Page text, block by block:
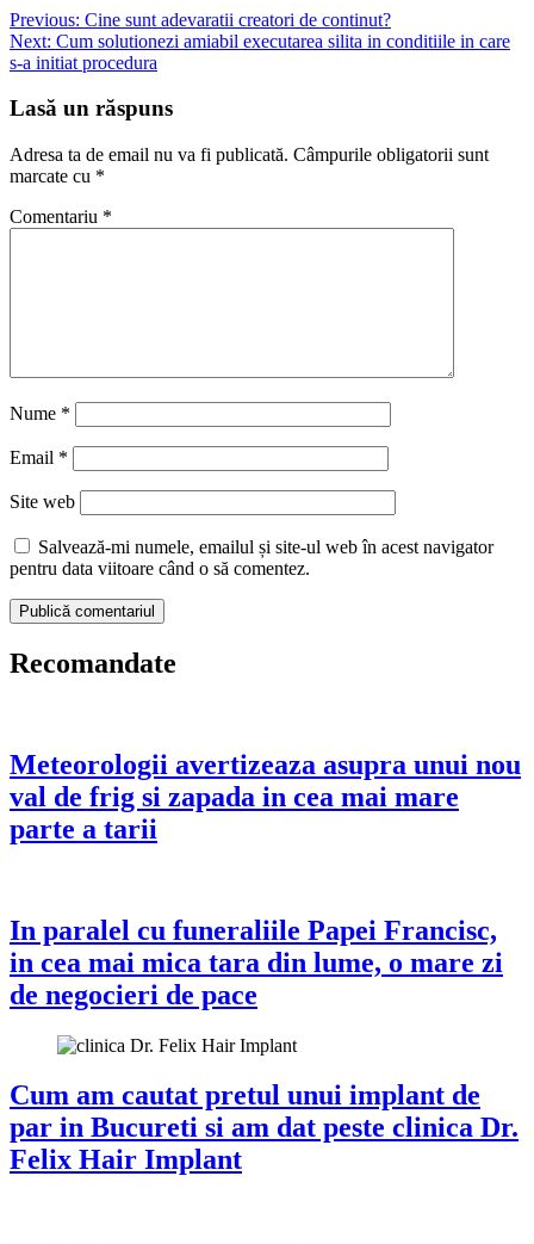
Navigare
în
Previous: Cine sunt adevaratii creatori de continut?
Next: Cum solutionezi amiabil executarea silita in conditiile in care
s-a initiat procedura
Lasă un răspuns
Adresa ta de email nu va fi publicată. Câmpurile obligatorii sunt
marcate cu *
Comentariu *
Nume *
Email *
Site web
Salvează-mi numele, emailul și site-ul web în acest navigator
pentru data viitoare când o să comentez.
Recomandate
Meteorologii avertizeaza asupra unui nou
val de frig si zapada in cea mai mare
parte a tarii
In paralel cu funeraliile Papei Francisc,
in cea mai mica tara din lume, o mare zi
de negocieri de pace
Cum am cautat pretul unui implant de
par in Bucureti si am dat peste clinica Dr.
Felix Hair Implant